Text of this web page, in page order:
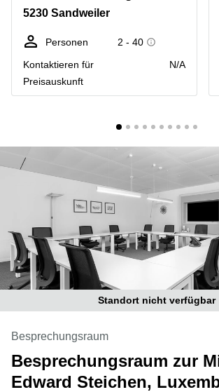
Esch-sur-
Сoworking
Bureaux
Luxembourg
Centres
d’affaires
Bertrange
Esch-
Alzette
Centres
d’affaires
Sandweiler
5230 Sandweiler
Personen
2 - 40
Kontaktieren für
Preisauskunft
N/A
Standort nicht verfügbar
Besprechungsraum
Besprechungsraum zur
Edward Steichen,